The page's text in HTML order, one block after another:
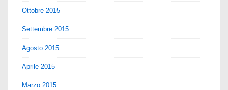
Ottobre 2015
Settembre 2015
Agosto 2015
Aprile 2015
Marzo 2015